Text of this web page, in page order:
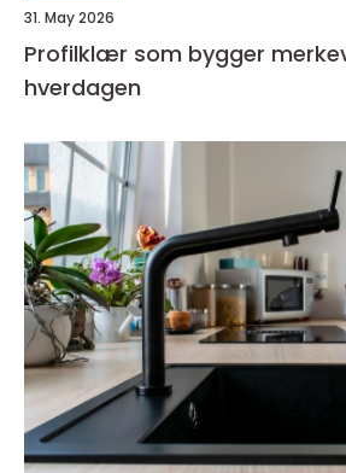
31. May 2026
Profilklær som bygger
hverdagen